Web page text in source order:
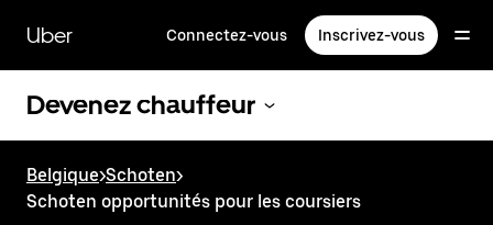
contenu
principal
Uber Connectez-vous Inscrivez-vous
Devenez chauffeur
Belgique>Schoten>
Schoten opportunités pour les coursiers